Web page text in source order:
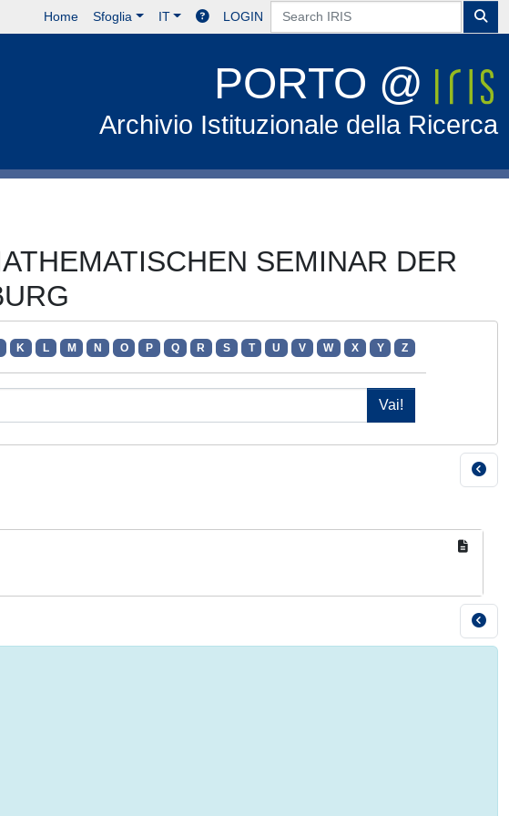
Home Sfoglia IT LOGIN
PORTO @
Archivio Istituzionale della Ricerca
SEMINAR DER
K L M N O P Q R S T U V W X Y Z